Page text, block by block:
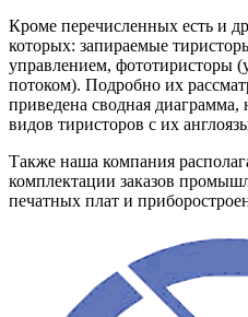
Кроме перечисленных есть и
которых: запираемые
управлением, фототиристоры
потоком). Подробно их
приведена сводная
видов тиристоров с их
Также наша компания
комплектации заказов
печатных плат и